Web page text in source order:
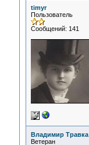
timyr
Пользователь
Сообщений: 141
Владимир Травка
Ветеран